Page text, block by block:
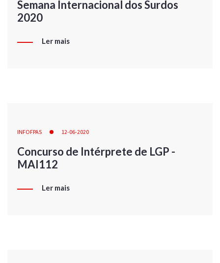
Semana Internacional dos Surdos
2020
Ler mais
INFOFPAS 12-06-2020
Concurso de Intérprete de LGP -
MAI112
Ler mais